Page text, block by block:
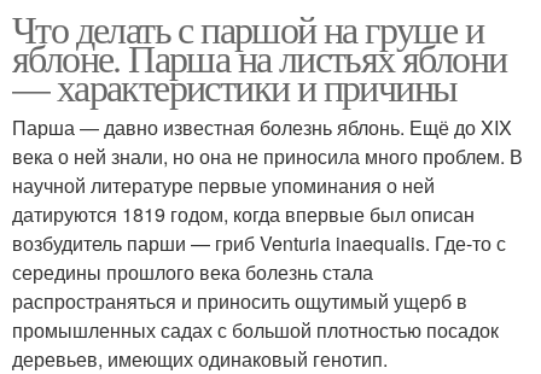
Что делать с паршой на груше и
яблоне. Парша на листьях яблони
— характеристики и причины
Парша — давно известная болезнь яблонь. Ещё до XIX
века о ней знали, но она не приносила много проблем. В
научной литературе первые упоминания о ней
датируются 1819 годом, когда впервые был описан
возбудитель парши — гриб Venturia inaequalis. Где-то с
середины прошлого века болезнь стала
распространяться и приносить ощутимый ущерб в
промышленных садах с большой плотностью посадок
деревьев, имеющих одинаковый генотип.